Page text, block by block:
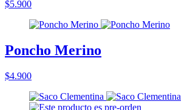
$5.900
Poncho Merino
$4.900